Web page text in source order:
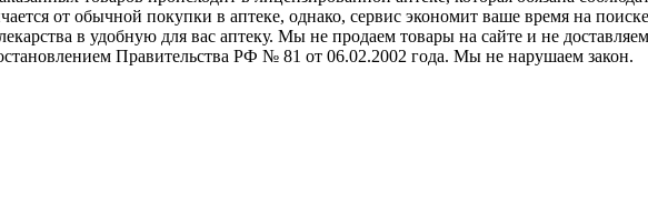
от обычной покупки в аптеке, однако, сервис экономит ваше время на
в удобную для вас аптеку. Мы не продаем товары на сайте и не
Правительства РФ № 81 от 06.02.2002 года. Мы не нарушаем закон.